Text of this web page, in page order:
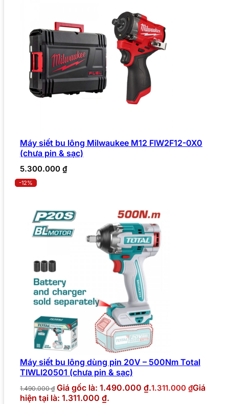
Máy siết bu lông Milwaukee M12 FIW2F12-0X0
(chưa pin & sạc)
5.300.000 ₫
-12%
Máy siết bu lông dùng pin 20V – 500Nm Total
TIWLI20501 (chưa pin & sạc)
1.490.000₫ Giá gốc là: 1.490.000 ₫.1.311.000 ₫Giá
hiện tại là: 1.311.000 ₫.